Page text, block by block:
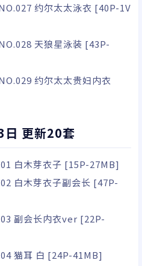
约尔太太泳衣 [40P-1V
天狼星泳装 [43P-
约尔太太贵妇内衣
更新20套
白木芽衣子 [15P-27MB]
白木芽衣子副会长 [47P-
副会长内衣ver [22P-
猫耳 白 [24P-41MB]